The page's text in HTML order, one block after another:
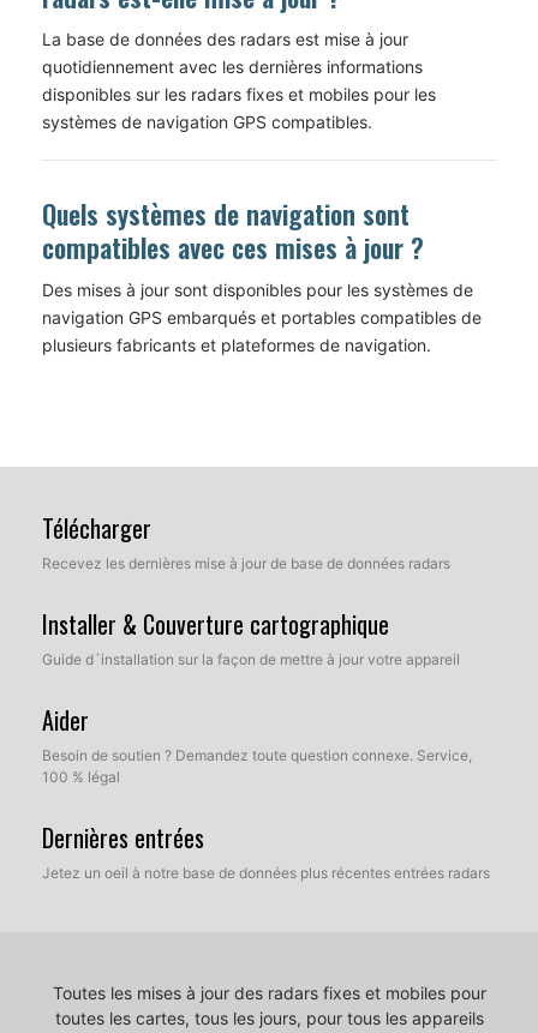
La base de données des radars est mise à jour
quotidiennement avec les dernières informations
disponibles sur les radars fixes et mobiles pour les
systèmes de navigation GPS compatibles.
Quels systèmes de navigation sont
compatibles avec ces mises à jour ?
Des mises à jour sont disponibles pour les systèmes de
navigation GPS embarqués et portables compatibles de
plusieurs fabricants et plateformes de navigation.
Télécharger
Recevez les dernières mise à jour de base de données radars
Installer & Couverture cartographique
Guide d´installation sur la façon de mettre à jour votre appareil
Aider
Besoin de soutien ? Demandez toute question connexe. Service,
100 % légal
Dernières entrées
Jetez un oeil à notre base de données plus récentes entrées radars
Toutes les mises à jour des radars fixes et mobiles pour
toutes les cartes, tous les jours, pour tous les appareils